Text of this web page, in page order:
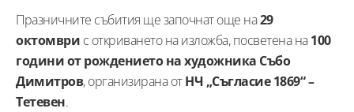
Празничните събития ще започнат още на29
октомври с откриването на изложба, посветена на100
години от рождението на художника Събо
Димитров, организирана отНЧ „Съгласие 1869“ –
Тетевен.